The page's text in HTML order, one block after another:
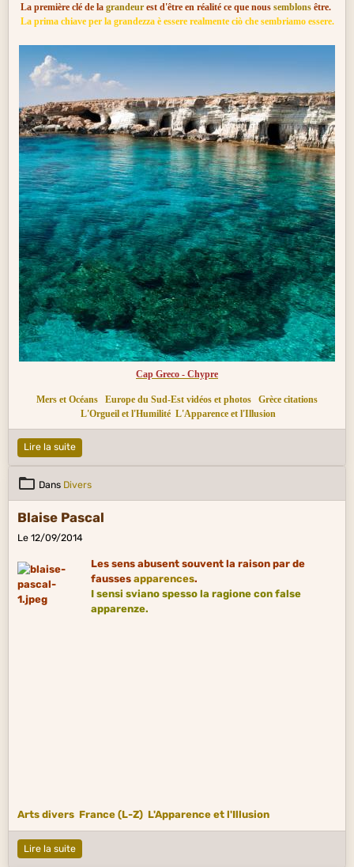
La première clé de la grandeur est d'être en réalité ce que nous semblons être.
La prima chiave per la grandezza è essere realmente ciò che sembriamo essere.
Cap Greco - Chypre
Mers et Océans Europe du Sud-Est vidéos et photos
Grèce citations
L'Orgueil et l'Humilité L'Apparence et l'Illusion
Lire la suite
Dans Divers
Blaise Pascal
Le 12/09/2014
Les sens abusent souvent la raison par de
fausses apparences.
I sensi sviano spesso la ragione con false
apparenze.
Arts divers France (L-Z) L'Apparence et l'Illusion
Lire la suite